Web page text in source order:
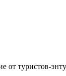
от туристов-